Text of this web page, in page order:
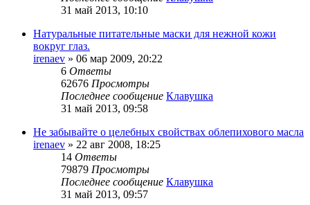
31 май 2013, 10:10
Натуральные питательные маски для нежной кожи
вокруг глаз.
irenaev » 06 мар 2009, 20:22
6 Ответы
62676 Просмотры
Последнее сообщение Клавушка
31 май 2013, 09:58
Не забывайте о целебных свойствах облепихового масла
irenaev » 22 авг 2008, 18:25
14 Ответы
79879 Просмотры
Последнее сообщение Клавушка
31 май 2013, 09:57